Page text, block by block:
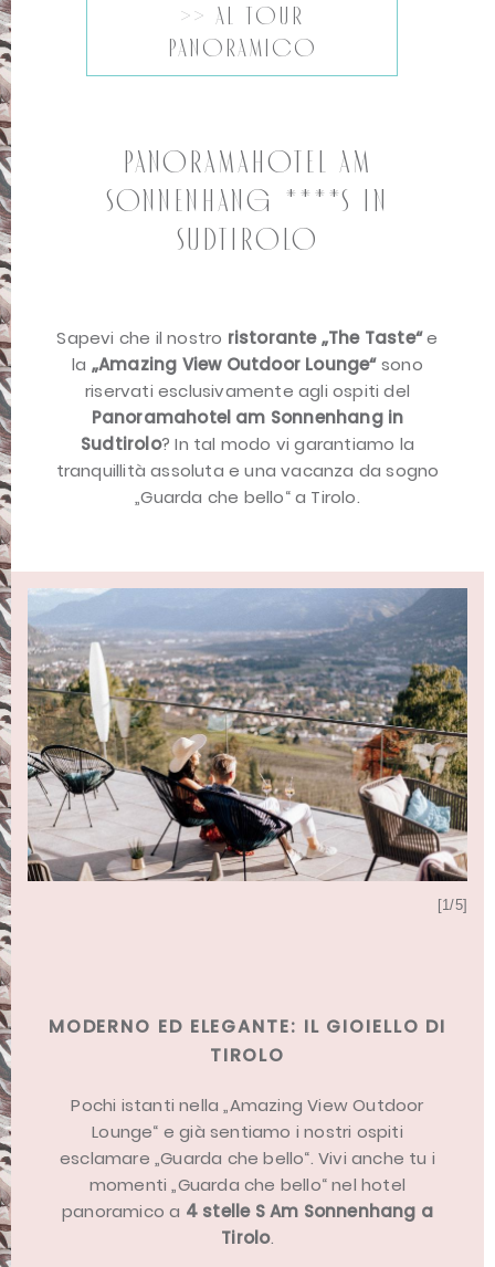
>> al tour
panoramico
PANORAMAHOTEL AM
SONNENHANG ****S IN
SUDTIROLO
Sapevi che il nostro ristorante „The Taste“e
la „Amazing View Outdoor Lounge“sono
riservati esclusivamente agli ospiti del
Panoramahotel am Sonnenhang in
Sudtirolo? In tal modo vi garantiamo la
tranquillità assoluta e una vacanza da sogno
„Guarda che bello“ a Tirolo.
5] [1/5]
MODERNO ED ELEGANTE: IL GIOIELLO DI
TIROLO
Pochi istanti nella „Amazing View Outdoor
Lounge“ e già sentiamo i nostri ospiti
esclamare „Guarda che bello“. Vivi anche tu i
momenti „Guarda che bello“ nel hotel
panoramico a 4 stelle S Am Sonnenhang a
Tirolo.